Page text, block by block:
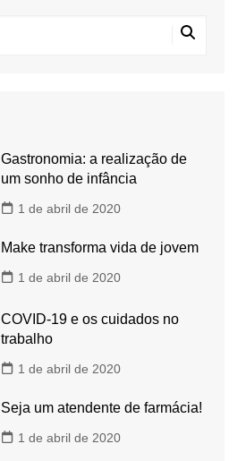
Gastronomia: a realização de
um sonho de infância
1 de abril de 2020
Make transforma vida de jovem
1 de abril de 2020
COVID-19 e os cuidados no
trabalho
1 de abril de 2020
Seja um atendente de farmácia!
1 de abril de 2020